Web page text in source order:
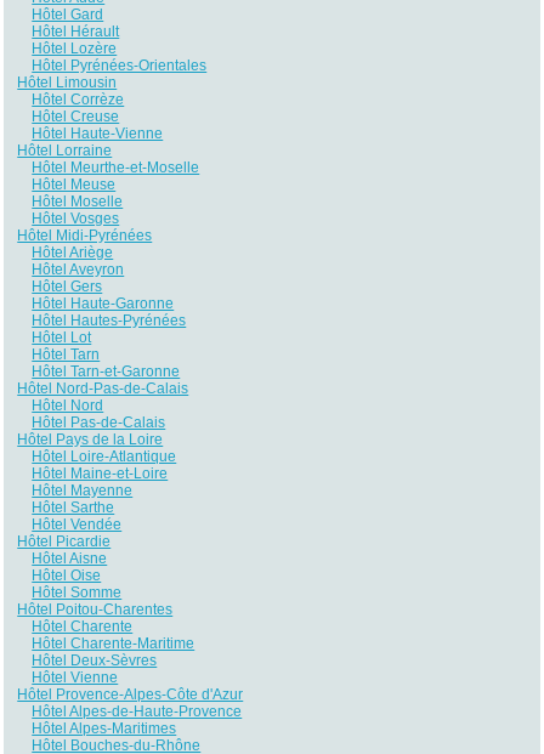
Hôtel Gard
Hôtel Hérault
Hôtel Lozère
Hôtel Pyrénées-Orientales
Hôtel Limousin
Hôtel Corrèze
Hôtel Creuse
Hôtel Haute-Vienne
Hôtel Lorraine
Hôtel Meurthe-et-Moselle
Hôtel Meuse
Hôtel Moselle
Hôtel Vosges
Hôtel Midi-Pyrénées
Hôtel Ariège
Hôtel Aveyron
Hôtel Gers
Hôtel Haute-Garonne
Hôtel Hautes-Pyrénées
Hôtel Lot
Hôtel Tarn
Hôtel Tarn-et-Garonne
Hôtel Nord-Pas-de-Calais
Hôtel Nord
Hôtel Pas-de-Calais
Hôtel Pays de la Loire
Hôtel Loire-Atlantique
Hôtel Maine-et-Loire
Hôtel Mayenne
Hôtel Sarthe
Hôtel Vendée
Hôtel Picardie
Hôtel Aisne
Hôtel Oise
Hôtel Somme
Hôtel Poitou-Charentes
Hôtel Charente
Hôtel Charente-Maritime
Hôtel Deux-Sèvres
Hôtel Vienne
Hôtel Provence-Alpes-Côte d'Azur
Hôtel Alpes-de-Haute-Provence
Hôtel Alpes-Maritimes
Hôtel Bouches-du-Rhône